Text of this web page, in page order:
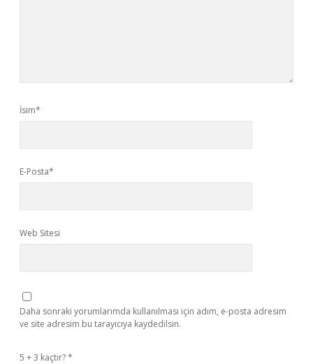
İsim*
E-Posta*
Web Sitesi
Daha sonraki yorumlarımda kullanılması için adım, e-posta adresim
ve site adresim bu tarayıcıya kaydedilsin.
5 + 3 kaçtır?*